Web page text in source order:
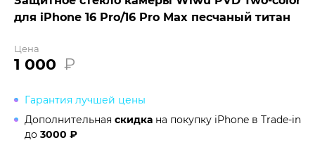
для iPhone 16 Pro/16 Pro Max песчаный титан
Цена
1 000 ₽
Гарантия лучшей цены
Дополнительная скидка на покупку iPhone в Trade-in
до 3000 ₽